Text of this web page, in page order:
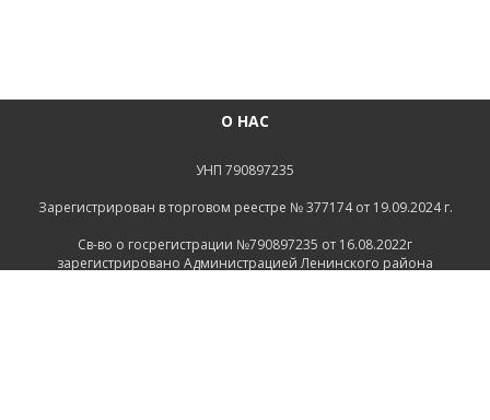
О НАС
УНП 790897235
Зарегистрирован в торговом реестре № 377174 от 19.09.2024 г.
Св-во о госрегистрации №790897235 от 16.08.2022г
зарегистрировано Администрацией Ленинского района